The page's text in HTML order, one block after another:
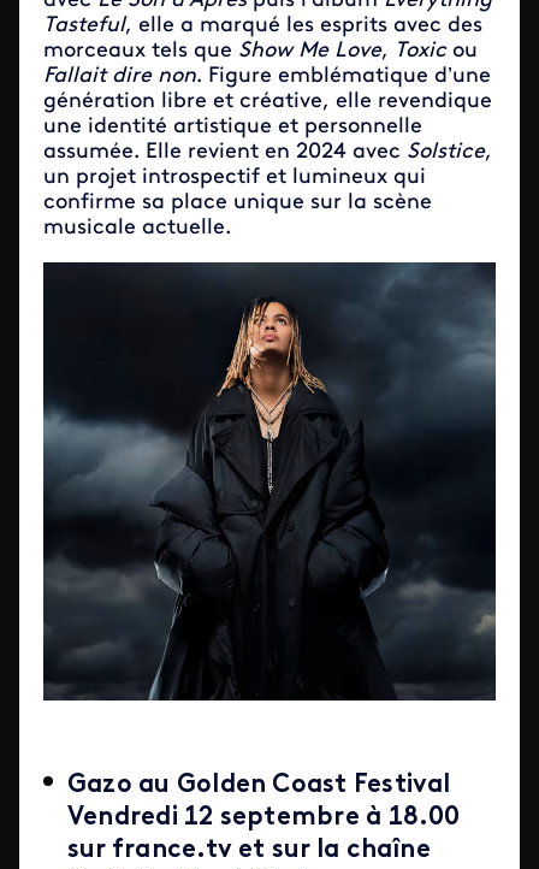
Tasteful, elle a marqué les esprits avec des
morceaux tels que Show Me Love, Toxicou
Fallait dire non. Figure emblématique d’une
génération libre et créative, elle revendique
une identité artistique et personnelle
assumée. Elle revient en 2024 avec Solstice,
un projet introspectif et lumineux qui
confirme sa place unique sur la scène
musicale actuelle.
Gazo au Golden Coast Festival
Vendredi 12 septembre à 18.00
sur france.tv et sur la chaîne